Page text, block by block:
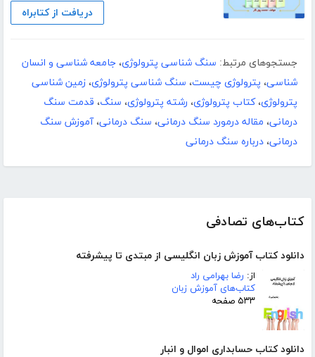
کتاب‌های تصادفی
دانلود کتاب آموزش زبان انگلیسی از مبتدی تا پیشرفته
از: رضا بهرامی راد
کتاب‌های آموزش زبان
۵۳۳ صفحه
دانلود کتاب حسابداری اموال و انبار
دریافت از کتابراه
جستجوهای مرتبط: سنگ شناسی پترولوژی، جامعه شناسی و انسان
شناسی، پترولوژی چیست، سنگ شناسی پترولوژی، زمین شناسی
پترولوژی،کتاب پترولوژی، رشته پترولوژی، سنگ، قدمت سنگ
درمانی، مقاله درمورد سنگ درمانی، سنگ درمانی،آموزش سنگ
درمانی، درباره سنگ درمانی